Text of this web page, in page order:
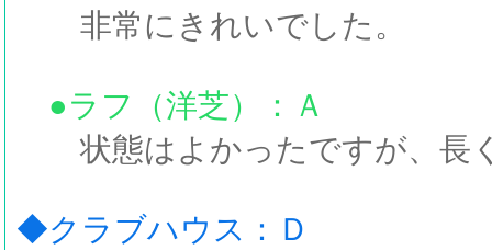
非常にきれいでした。
●ラフ（洋芝）：Ａ
状態はよかったですが、長
◆クラブハウス：Ｄ